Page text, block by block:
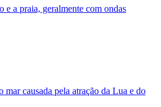
e a praia, geralmente com ondas
causada pela atração da Lua e do